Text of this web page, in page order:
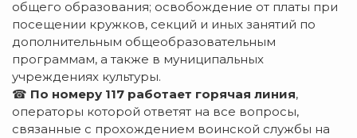
общего образования; освобождение от платы при
посещении кружков, секций и иных занятий по
дополнительным общеобразовательным
программам, а также в муниципальных
учреждениях культуры.
☎ По номеру 117 работает горячая линия,
операторы которой ответят на все вопросы,
связанные с прохождением воинской службы на